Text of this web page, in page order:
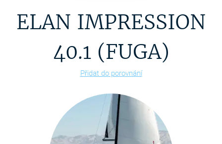
ELAN IMPRESSION
40.1 (FUGA)
Přidat do porovnání